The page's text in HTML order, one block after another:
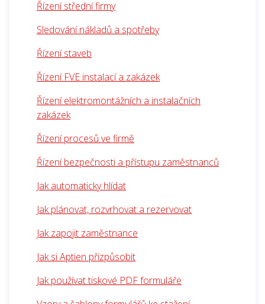
Řízení střední firmy
Sledování nákladů a spotřeby
Řízení staveb
Řízení FVE instalací a zakázek
Řízení elektromontážních a instalačních
zakázek
Řízení procesů ve firmě
Řízení bezpečnosti a přístupu zaměstnanců
Jak automaticky hlídat
Jak plánovat, rozvrhovat a rezervovat
Jak zapojit zaměstnance
Jak si Aptien přizpůsobit
Jak používat tiskové PDF formuláře